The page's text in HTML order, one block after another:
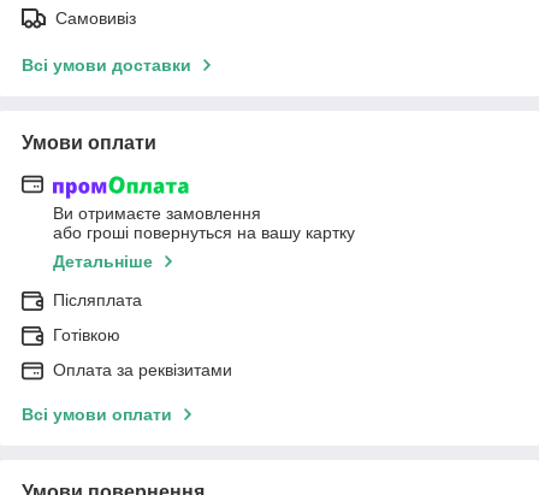
Самовивіз
Всі умови доставки
Умови оплати
Ви отримаєте замовлення
або гроші повернуться на вашу картку
Детальніше
Післяплата
Готівкою
Оплата за реквізитами
Всі умови оплати